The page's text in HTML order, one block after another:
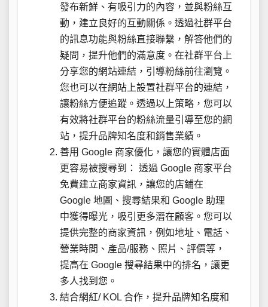
發布新鮮、有吸引力的內容，並與粉絲互
動，建立良好的互動關係。透過社群平台
的訊息功能與粉絲直接聯繫，解答他們的
疑問，提升他們的滿意度。在社群平台上
分享您的網站連結，引導粉絲前往瀏覽。
您也可以在網站上設置社群平台的連結，
讓粉絲方便追蹤。透過以上策略，您可以
有效將社群平台的粉絲流量引導至您的網
站，提升品牌知名度和銷售業績。
善用 Google 商家優化，讓您的實體店面
更容易被搜尋到： 透過 Google 商家平台
免費建立商家資訊，讓您的店鋪在
Google 地圖、搜尋結果和 Google 助理
中獲得曝光，吸引更多潛在顧客。您可以
提供完整的商家資訊，例如地址、電話、
營業時間、產品/服務、照片、評價等，
提高在 Google 搜尋結果中的排名，讓更
多人找到您。
結合網紅/ KOL 合作，提升品牌知名度和